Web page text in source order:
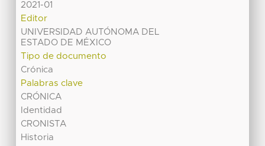
2021-01
Editor
UNIVERSIDAD AUTÓNOMA DEL
ESTADO DE MÉXICO
Tipo de documento
Crónica
Palabras clave
CRÓNICA
Identidad
CRONISTA
Historia